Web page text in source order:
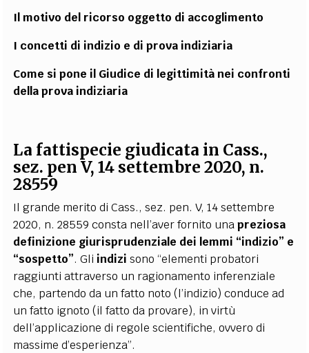
Il motivo del ricorso oggetto di accoglimento
I concetti di indizio e di prova indiziaria
Come si pone il Giudice di legittimità nei confronti
della prova indiziaria
La fattispecie giudicata in Cass.,
sez. pen V, 14 settembre 2020, n.
28559
Il grande merito di Cass., sez. pen. V, 14 settembre
2020, n. 28559 consta nell’aver fornito unapreziosa
definizione giurisprudenziale dei lemmi “indizio” e
“sospetto”. Gli indizisono “elementi probatori
raggiunti attraverso un ragionamento inferenziale
che, partendo da un fatto noto (l’indizio) conduce ad
un fatto ignoto (il fatto da provare), in virtù
dell’applicazione di regole scientifiche, ovvero di
massime d’esperienza”.